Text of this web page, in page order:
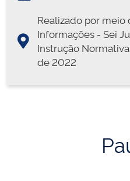
Realizado por
Informações - Sei
Instrução
de 2022